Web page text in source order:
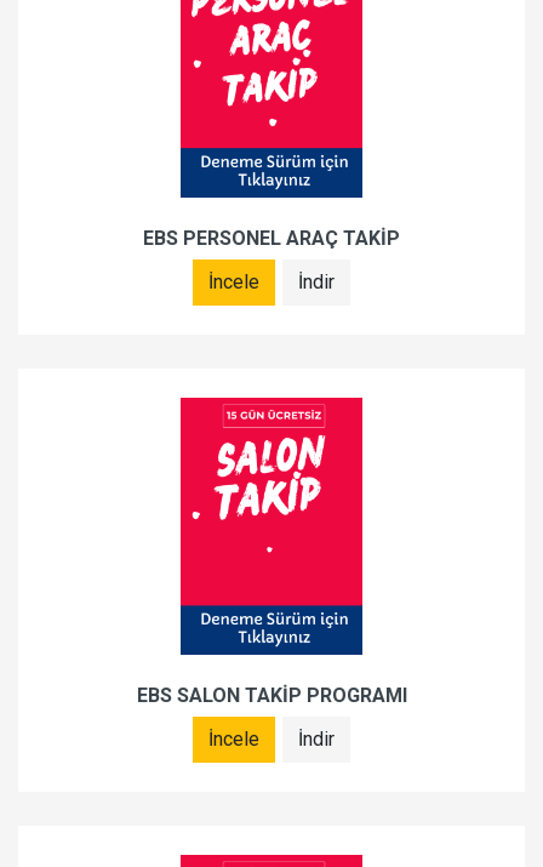
EBS PERSONEL ARAÇ TAKİP
İncele
İndir
EBS SALON TAKİP PROGRAMI
İncele
İndir